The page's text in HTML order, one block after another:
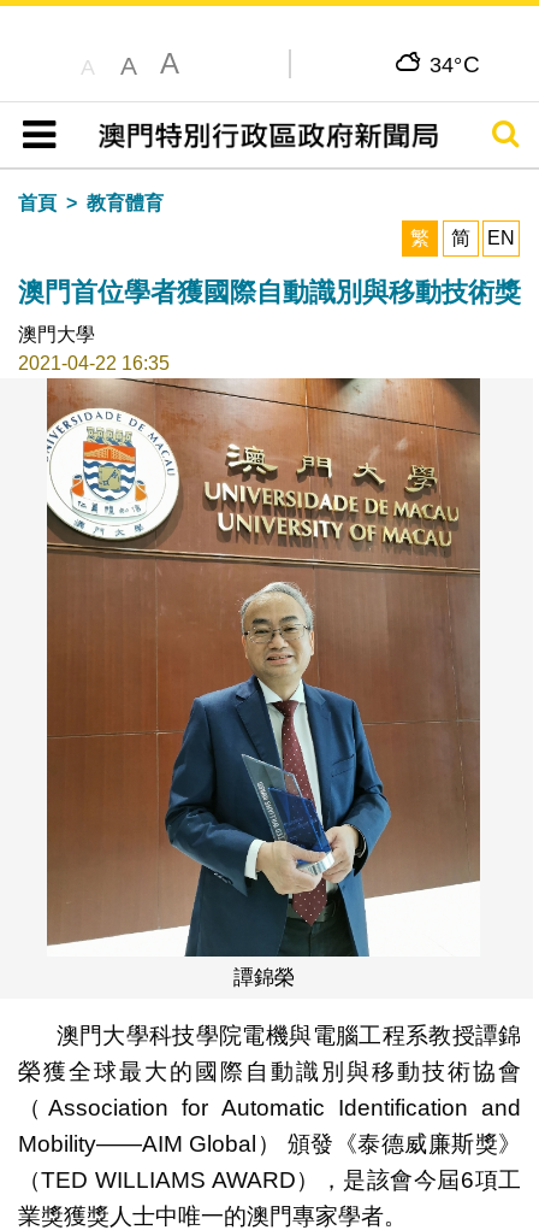
A A A 34°C
目錄
搜尋
首頁
教育體育
繁
简 EN
澳門首位學者獲國際自動識別與移動技術獎
澳門大學
2021-04-22 16:35
譚錦榮
澳門大學科技學院電機與電腦工程系教授譚錦
榮獲全球最大的國際自動識別與移動技術協會
（Association for Automatic Identification and
Mobility——AIM Global） 頒發《泰德威廉斯獎》
（TED WILLIAMS AWARD），是該會今屆6項工
業獎獲獎人士中唯一的澳門專家學者。